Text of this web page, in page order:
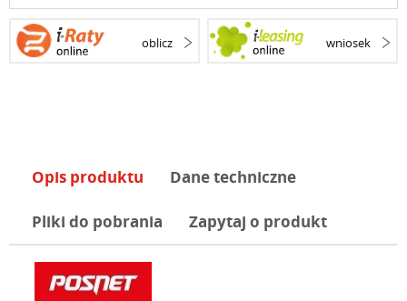
oblicz wniosek
Opis produktu Dane techniczne
Pliki do pobrania Zapytaj o produkt